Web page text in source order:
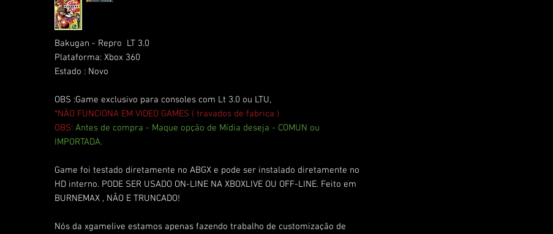
Bakugan - Repro LT 3.0
Plataforma: Xbox 360
Estado : Novo
OBS :Game exclusivo para consoles com Lt 3.0 ou LTU,
*NÃO FUNCIONA EM VIDEO GAMES ( travados de fabrica )
OBS: Antes de compra - Maque opção de Mídia deseja - COMUN ou
IMPORTADA.
Game foi testado diretamente no ABGX e pode ser instalado diretamente no
HD interno. PODE SER USADO ON-LINE NA XBOXLIVE OU OFF-LINE. Feito em
BURNEMAX , NÃO E TRUNCADO!
Nós da xgamelive estamos apenas fazendo trabalho de customização de